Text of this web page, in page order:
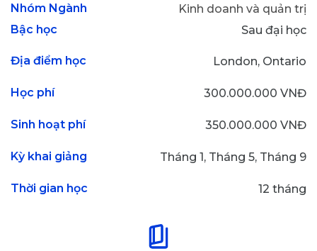
Nhóm Ngành
Kinh doanh và quản trị
Bậc học
Sau đại học
Địa điểm học London, Ontario
Học phí 300.000.000 VNĐ
Sinh hoạt phí 350.000.000 VNĐ
Kỳ khai giảng Tháng 1, Tháng 5, Tháng 9
Thời gian học 12 tháng